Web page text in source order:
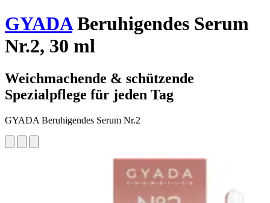
GYADABeruhigendes Serum
Nr.2, 30 ml
Weichmachende & schützende
Spezialpflege für jeden Tag
GYADA Beruhigendes Serum Nr.2